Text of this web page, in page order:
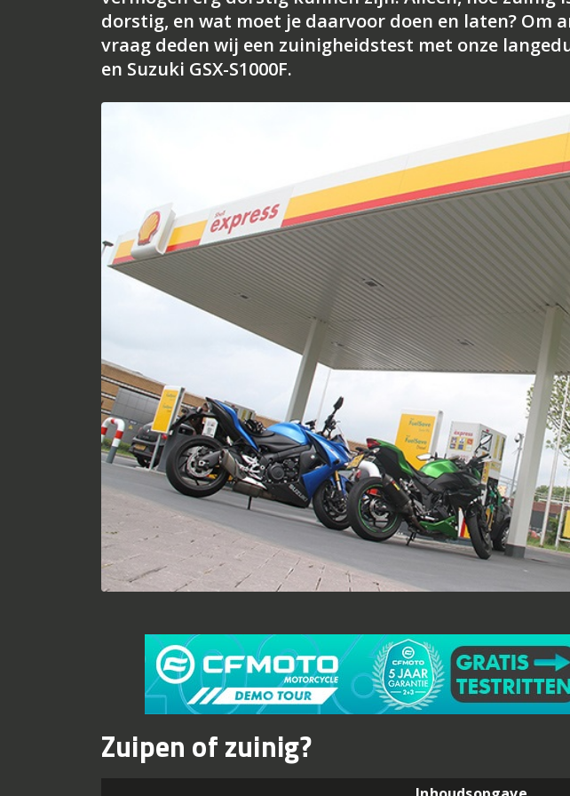
dorstig, en wat moet je daarvoor doen en laten? Om
vraag deden wij een zuinigheidstest met onze
en Suzuki GSX-S1000F.
Zuipen of zuinig?